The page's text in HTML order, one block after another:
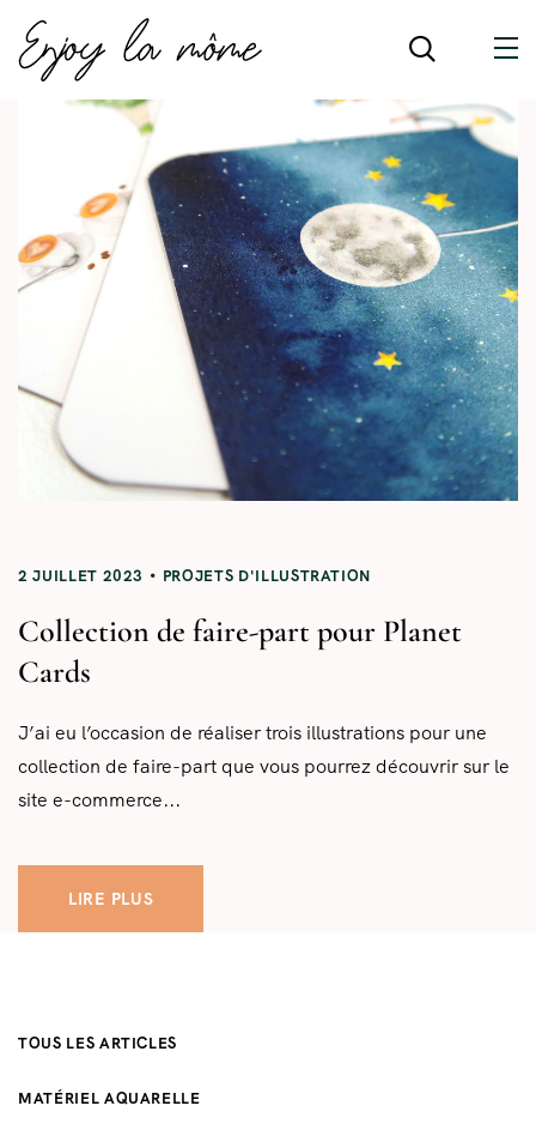
2 JUILLET 2023 PROJETS D'ILLUSTRATION
Collection de faire-part pour Planet
Cards
J’ai eu l’occasion de réaliser trois illustrations pour une
collection de faire-part que vous pourrez découvrir sur le
site e-commerce...
LIRE PLUS
TOUS LES ARTICLES
MATÉRIEL AQUARELLE